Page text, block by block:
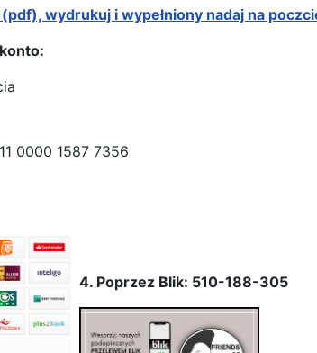
wydrukuj i wypełniony nadaj na
0000 1587 7356
4. Poprzez Blik: 510-188-305